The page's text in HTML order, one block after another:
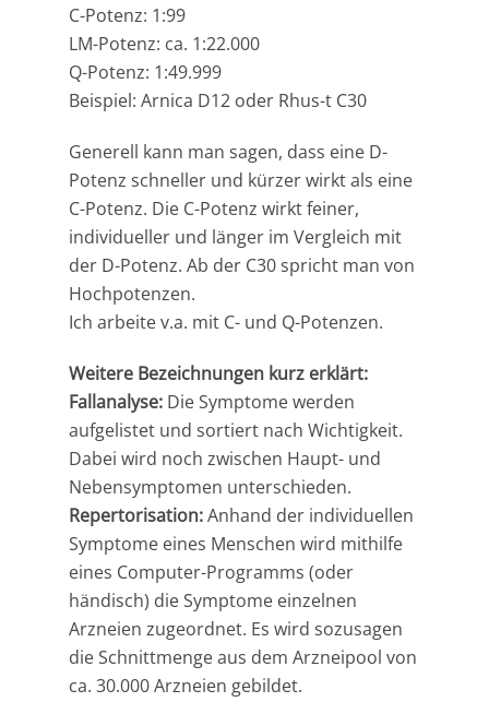
C-Potenz: 1:99
LM-Potenz: ca. 1:22.000
Q-Potenz: 1:49.999
Beispiel: Arnica D12 oder Rhus-t C30
Generell kann man sagen, dass eine D-
Potenz schneller und kürzer wirkt als eine
C-Potenz. Die C-Potenz wirkt feiner,
individueller und länger im Vergleich mit
der D-Potenz. Ab der C30 spricht man von
Hochpotenzen.
Ich arbeite v.a. mit C- und Q-Potenzen.
Weitere Bezeichnungen kurz erklärt:
Fallanalyse: Die Symptome werden
aufgelistet und sortiert nach Wichtigkeit.
Dabei wird noch zwischen Haupt- und
Nebensymptomen unterschieden.
Repertorisation:Anhand der individuellen
Symptome eines Menschen wird mithilfe
eines Computer-Programms (oder
händisch) die Symptome einzelnen
Arzneien zugeordnet. Es wird sozusagen
die Schnittmenge aus dem Arzneipool von
ca. 30.000 Arzneien gebildet.